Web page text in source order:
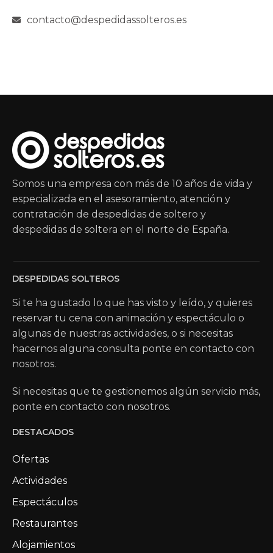
contacto@despedidassolteros.es
Somos una empresa con más de 10 años de vida y
especializada en el asesoramiento, atención y
contratación de despedidas de soltero y
despedidas de soltera en el norte de España.
DESPEDIDAS SOLTEROS
Si te ha gustado lo que has visto y leído, y quieres
reservar tu cena con animación y espectáculo o
algunas de nuestras actividades, o si necesitas
hacernos alguna consulta ponte en contacto con
nosotros.
Si necesitas que te gestionemos algún servicio más,
ponte en contacto con nosotros.
DESTACADOS
Ofertas
Actividades
Espectáculos
Restaurantes
Alojamientos